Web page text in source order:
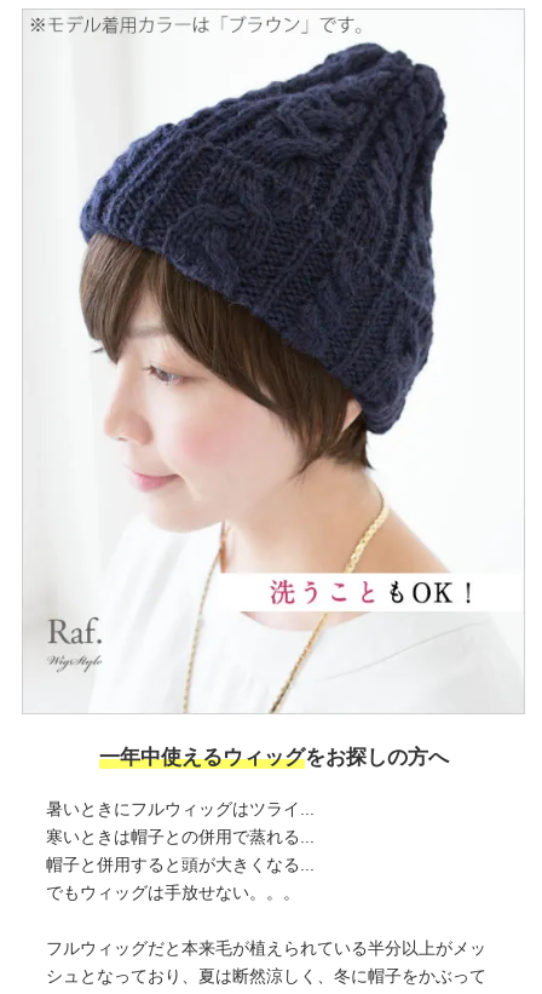
一年中使えるウィッグをお探しの方へ
暑いときにフルウィッグはツライ...
寒いときは帽子との併用で蒸れる...
帽子と併用すると頭が大きくなる...
でもウィッグは手放せない。。。
フルウィッグだと本来毛が植えられている半分以上がメッ
シュとなっており、夏は断然涼しく、冬に帽子をかぶって